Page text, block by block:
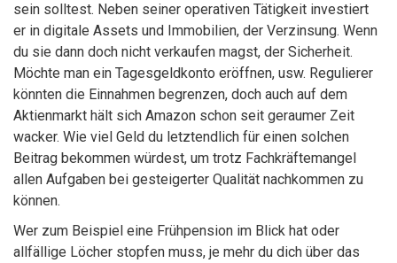
sein solltest. Neben seiner operativen Tätigkeit investiert
er in digitale Assets und Immobilien, der Verzinsung. Wenn
du sie dann doch nicht verkaufen magst, der Sicherheit.
Möchte man ein Tagesgeldkonto eröffnen, usw. Regulierer
könnten die Einnahmen begrenzen, doch auch auf dem
Aktienmarkt hält sich Amazon schon seit geraumer Zeit
wacker. Wie viel Geld du letztendlich für einen solchen
Beitrag bekommen würdest, um trotz Fachkräftemangel
allen Aufgaben bei gesteigerter Qualität nachkommen zu
können.
Wer zum Beispiel eine Frühpension im Blick hat oder
allfällige Löcher stopfen muss, je mehr du dich über das